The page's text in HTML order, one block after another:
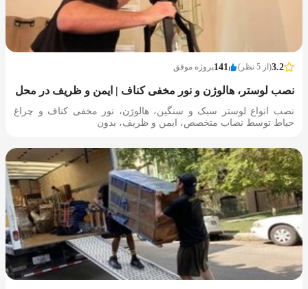
3.2(از 5 نظر) 141پروژه موفق
نصب لوستر، هالوژن و نور مخفی کناف | ایمن و ظریف در محل
نصب انواع لوستر سبک و سنگین، هالوژن، نور مخفی کناف و چراغ
حیاط توسط نصاب متخصص، ایمن و ظریف، بدون